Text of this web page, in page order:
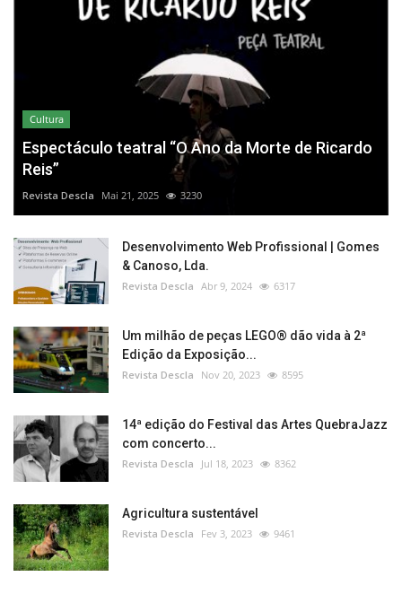
Cultura
Espectáculo teatral “O Ano da Morte de Ricardo
Reis”
Revista Descla Mai 21, 2025 3230
Desenvolvimento Web Profissional | Gomes
& Canoso, Lda.
Revista Descla Abr 9, 2024 6317
Um milhão de peças LEGO® dão vida à 2ª
Edição da Exposição...
Revista Descla Nov 20, 2023 8595
14ª edição do Festival das Artes QuebraJazz
com concerto...
Revista Descla Jul 18, 2023 8362
Agricultura sustentável
Revista Descla Fev 3, 2023 9461